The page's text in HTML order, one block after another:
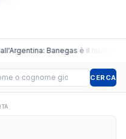
Banegas è il nuovo
giocatore CERCA